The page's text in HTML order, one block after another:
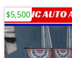
$5,500